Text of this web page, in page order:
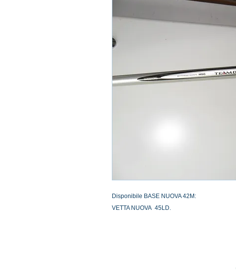
Disponibile BASE NUOVA 42M:
VETTA NUOVA 45LD.